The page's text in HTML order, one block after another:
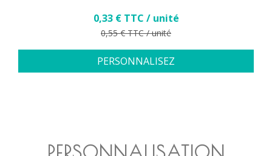
Prix
0,33 € TTC / unité
Prix de base
0,55 € TTC / unité
PERSONNALISEZ